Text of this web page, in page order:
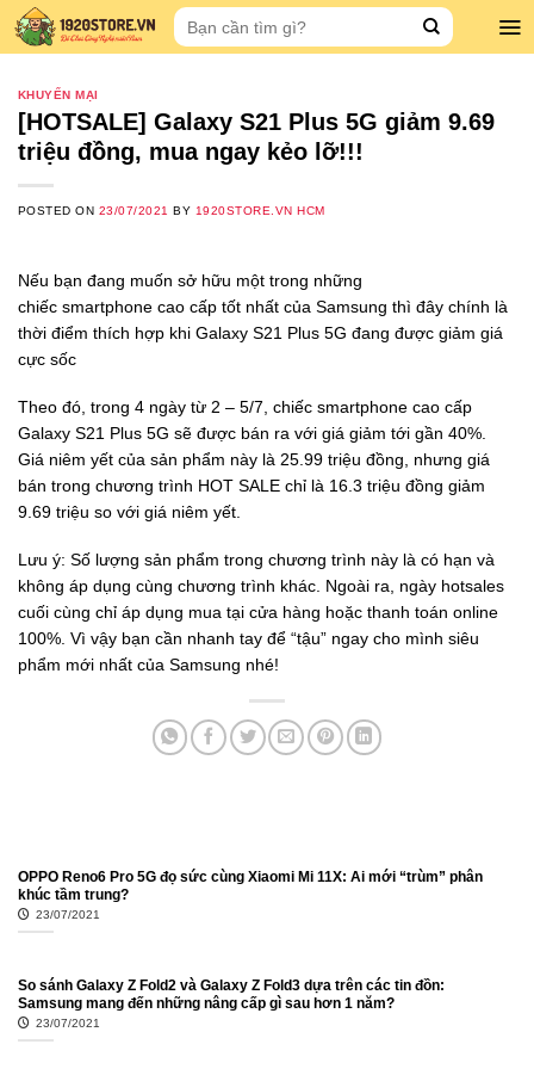
Skip
Search
for:
KHUYẾN MẠI
[HOTSALE] Galaxy S21 Plus 5G giảm 9.69
triệu đồng, mua ngay kẻo lỡ!!!
POSTED ON 23/07/2021 BY 1920STORE.VN HCM
Nếu bạn đang muốn sở hữu một trong những
chiếc smartphone cao cấp tốt nhất của Samsung thì đây chính là
thời điểm thích hợp khi Galaxy S21 Plus 5G đang được giảm giá
cực sốc
Theo đó, trong 4 ngày từ 2 – 5/7, chiếc smartphone cao cấp
Galaxy S21 Plus 5G sẽ được bán ra với giá giảm tới gần 40%.
Giá niêm yết của sản phẩm này là 25.99 triệu đồng, nhưng giá
bán trong chương trình HOT SALE chỉ là 16.3 triệu đồng giảm
9.69 triệu so với giá niêm yết.
Lưu ý: Số lượng sản phẩm trong chương trình này là có hạn và
không áp dụng cùng chương trình khác. Ngoài ra, ngày hotsales
cuối cùng chỉ áp dụng mua tại cửa hàng hoặc thanh toán online
100%. Vì vậy bạn cần nhanh tay để “tậu” ngay cho mình siêu
phẩm mới nhất của Samsung nhé!
OPPO Reno6 Pro 5G đọ sức cùng Xiaomi Mi 11X: Ai mới “trùm” phân
khúc tầm trung?
23/07/2021
So sánh Galaxy Z Fold2 và Galaxy Z Fold3 dựa trên các tin đồn:
Samsung mang đến những nâng cấp gì sau hơn 1 năm?
23/07/2021